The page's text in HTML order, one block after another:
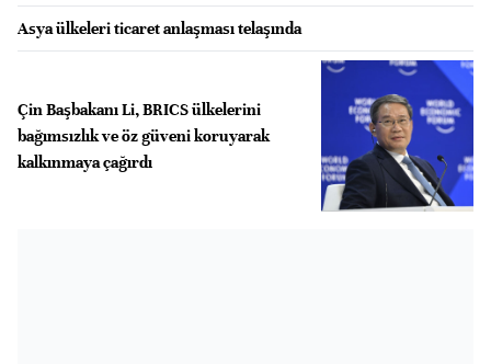
Asya ülkeleri ticaret anlaşması telaşında
Çin Başbakanı Li, BRICS ülkelerini
bağımsızlık ve öz güveni koruyarak
kalkınmaya çağırdı